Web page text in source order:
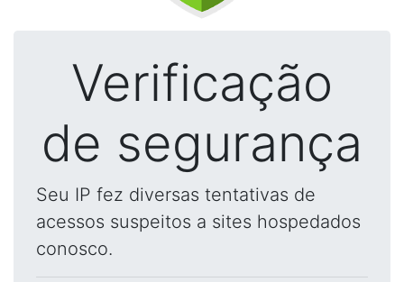
Verificação
de segurança
Seu IP fez diversas tentativas de
acessos suspeitos a sites hospedados
conosco.